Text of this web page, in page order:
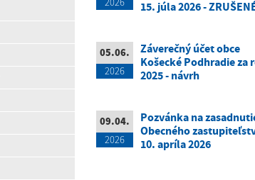
15. júla 2026 -
05.06.
2026
Záverečný účet obce
Košecké Podhradie za
2025 - návrh
09.04.
2026
Pozvánka na
Obecného
10. apríla 2026